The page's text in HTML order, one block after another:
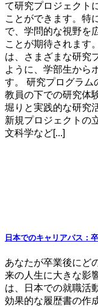
て研究プロジェクト
ことができます。特
で、学問的な視野を
ことが期待されます
は、さまざまな研究
ように、学部生から
す。 研究プログラム
教員の下での研究体
堀りと実践的な研究
新規プロジェクトの
文科学など[...]
日本でのキャリアパス：
あなたが卒業後にど
来の人生に大きな影
は、日本での就職活
効果的な履歴書の作